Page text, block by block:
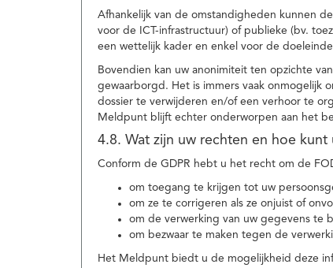
Afhankelijk van de omstandigheden kunnen
voor de ICT-infrastructuur) of publieke (bv.
een wettelijk kader en enkel voor de
Bovendien kan uw anonimiteit ten opzichte
gewaarborgd. Het is immers vaak onmogelijk
dossier te verwijderen en/of een verhoor te
Meldpunt blijft echter onderworpen aan het
4.8. Wat zijn uw rechten en hoe kunt
Conform de GDPR hebt u het recht om de
om toegang te krijgen tot uw
om ze te corrigeren als ze onjuist of
om de verwerking van uw gegevens te
om bezwaar te maken tegen de
Het Meldpunt biedt u de mogelijkheid deze